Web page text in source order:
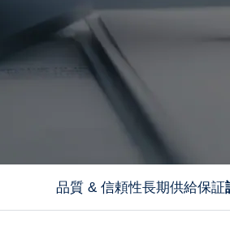
品質 & 信頼性長期供給保証